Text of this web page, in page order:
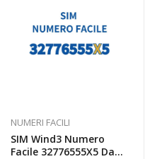
NUMERI FACILI
SIM Wind3 Numero
Facile 32776555X5 Da